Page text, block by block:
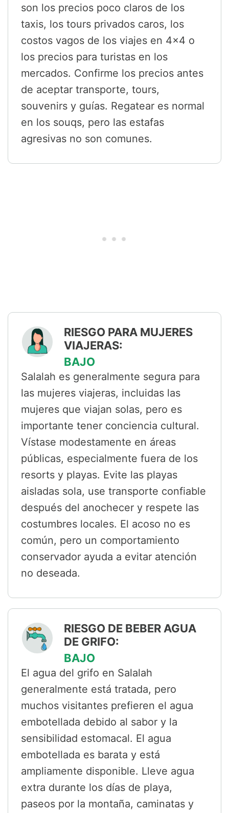
son los precios poco claros de los
taxis, los tours privados caros, los
costos vagos de los viajes en 4x4 o
los precios para turistas en los
mercados. Confirme los precios antes
de aceptar transporte, tours,
souvenirs y guías. Regatear es normal
en los souqs, pero las estafas
agresivas no son comunes.
RIESGO PARA MUJERES
VIAJERAS:
BAJO
Salalah es generalmente segura para
las mujeres viajeras, incluidas las
mujeres que viajan solas, pero es
importante tener conciencia cultural.
Vístase modestamente en áreas
públicas, especialmente fuera de los
resorts y playas. Evite las playas
aisladas sola, use transporte confiable
después del anochecer y respete las
costumbres locales. El acoso no es
común, pero un comportamiento
conservador ayuda a evitar atención
no deseada.
RIESGO DE BEBER AGUA
DE GRIFO:
BAJO
El agua del grifo en Salalah
generalmente está tratada, pero
muchos visitantes prefieren el agua
embotellada debido al sabor y la
sensibilidad estomacal. El agua
embotellada es barata y está
ampliamente disponible. Lleve agua
extra durante los días de playa,
paseos por la montaña, caminatas y